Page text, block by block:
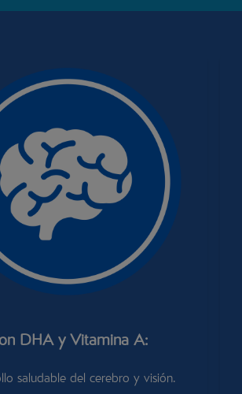
DHA y Vitamina A:
saludable del cerebro y visión.